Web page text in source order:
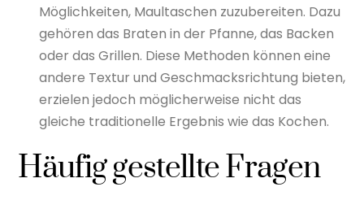
Möglichkeiten, Maultaschen zuzubereiten. Dazu
gehören das Braten in der Pfanne, das Backen
oder das Grillen. Diese Methoden können eine
andere Textur und Geschmacksrichtung bieten,
erzielen jedoch möglicherweise nicht das
gleiche traditionelle Ergebnis wie das Kochen.
Häufig gestellte Fragen